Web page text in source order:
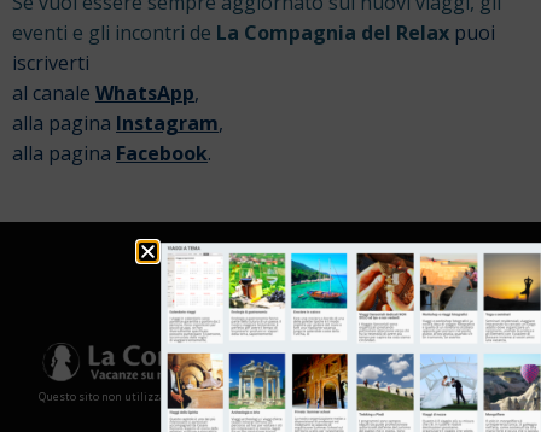
eventi e gli incontri de La Compagnia del Relax puoi
iscriverti
al canale WhatsApp,
alla pagina Instagram,
alla pagina Facebook.
Questo sito non utilizza cookies e non memorizza in alcun modo le tue informazioni